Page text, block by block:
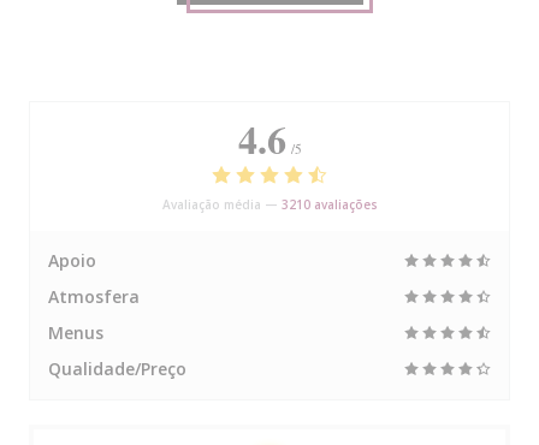
4.6 /5
Avaliação média — 3210 avaliações
Apoio
Atmosfera
Menus
Qualidade/Preço